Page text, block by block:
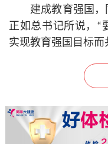
建成教育强国，
正如总书记所说，“
实现教育强国目标而